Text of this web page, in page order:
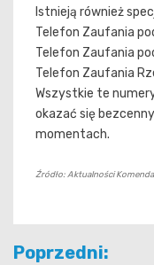
Istnieją również
Telefon Zaufania
Telefon Zaufania
Telefon Zaufania
Wszystkie te
okazać się
momentach.
Źródło: Aktualności
Nawigacja
Poprzedni: